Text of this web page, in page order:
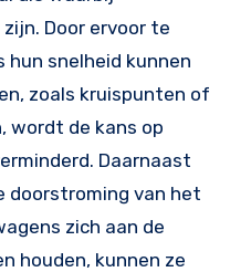
Door ervoor te
snelheid kunnen
zoals kruispunten of
wordt de kans op
Daarnaast
doorstroming van het
zich aan de
houden, kunnen ze